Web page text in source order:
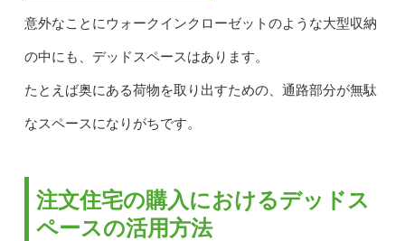
意外なことにウォークインクローゼットのような大型収納
の中にも、デッドスペースはあります。
たとえば奥にある荷物を取り出すための、通路部分が無駄
なスペースになりがちです。
注文住宅の購入におけるデッドス
ペースの活用方法